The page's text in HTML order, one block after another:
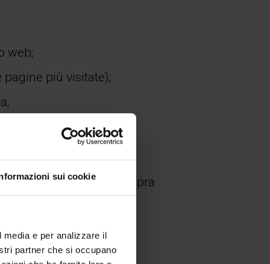
sui cookie
e per analizzare il
partner che si occupano
web;
più visitate);
sito web.
che per le finalità sopra
Contitolari;
e delle Società